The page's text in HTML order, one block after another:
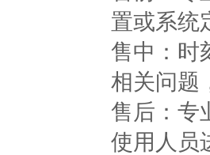
置或系统
售中：时
相关问题
售后：专
使用人员